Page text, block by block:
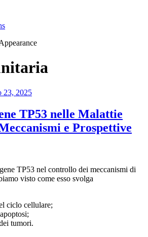
23, 2025
TP53 nelle Malattie
e Prospettive
TP53 nel controllo dei meccanismi di
visto come esso svolga
ciclo cellulare;
tumori.